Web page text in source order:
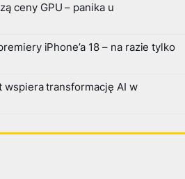
ceny GPU – panika u
iPhone’a 18 – na razie tylko
transformację AI w